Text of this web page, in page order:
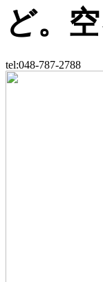
ど。